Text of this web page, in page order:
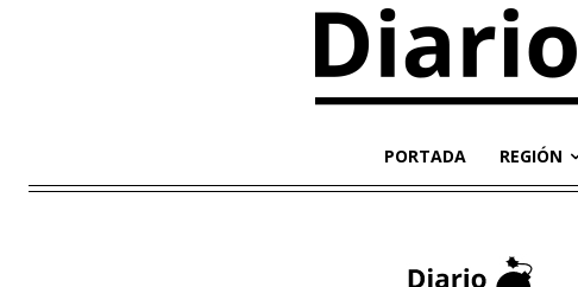
PORTADA REGIÓN